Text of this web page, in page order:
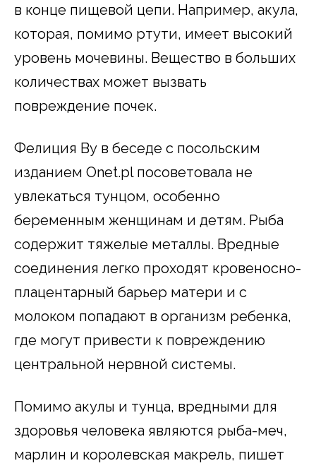
в конце пищевой цепи. Например, акула,
которая, помимо ртути, имеет высокий
уровень мочевины. Вещество в больших
количествах может вызвать
повреждение почек.
Фелиция Ву в беседе с посольским
изданием Onet.pl посоветовала не
увлекаться тунцом, особенно
беременным женщинам и детям. Рыба
содержит тяжелые металлы. Вредные
соединения легко проходят кровеносно-
плацентарный барьер матери и с
молоком попадают в организм ребенка,
где могут привести к повреждению
центральной нервной системы.
Помимо акулы и тунца, вредными для
здоровья человека являются рыба-меч,
марлин и королевская макрель, пишет